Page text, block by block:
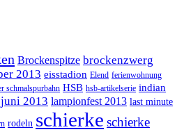
Brockenspitze brockenzwerg
2013 eisstadion Elend ferienwohnung
schmalspurbahn HSB hsb-artikelserie indian
juni 2013 lampionfest 2013 last minute
rodeln schierke schierke